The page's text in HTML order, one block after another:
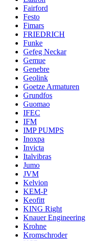
Fairford
Festo
Fimars
FRIEDRICH
Funke
Gefeg Neckar
Gemue
Genebre
Geolink
Goetze Armaturen
Grundfos
Guomao
IFEC
IFM
IMP PUMPS
Inoxpa
Invicta
Italvibras
Jumo
JVM
Kelvion
KEM-P
Keofitt
KING Right
Knauer Engineering
Krohne
Kromschroder